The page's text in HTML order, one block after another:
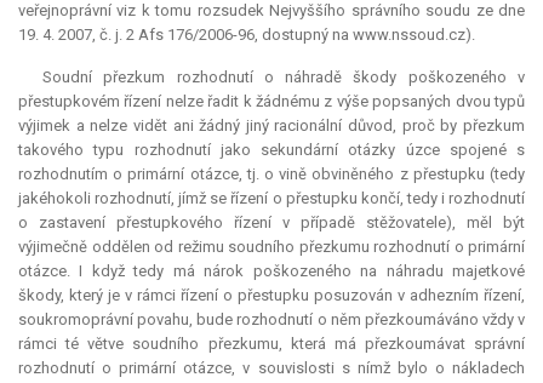
veřejnoprávní viz k tomu rozsudek Nejvyššího správního soudu ze dne
19. 4. 2007, č. j. 2 Afs 176/2006-96, dostupný na www.nssoud.cz).
Soudní přezkum rozhodnutí o náhradě škody poškozeného v
přestupkovém řízení nelze řadit k žádnému z výše popsaných dvou typů
výjimek a nelze vidět ani žádný jiný racionální důvod, proč by přezkum
takového typu rozhodnutí jako sekundární otázky úzce spojené s
rozhodnutím o primární otázce, tj. o vině obviněného z přestupku (tedy
jakéhokoli rozhodnutí, jímž se řízení o přestupku končí, tedy i rozhodnutí
o zastavení přestupkového řízení v případě stěžovatele), měl být
výjimečně oddělen od režimu soudního přezkumu rozhodnutí o primární
otázce. I když tedy má nárok poškozeného na náhradu majetkové
škody, který je v rámci řízení o přestupku posuzován v adhezním řízení,
soukromoprávní povahu, bude rozhodnutí o něm přezkoumáváno vždy v
rámci té větve soudního přezkumu, která má přezkoumávat správní
rozhodnutí o primární otázce, v souvislosti s nímž bylo o nákladech